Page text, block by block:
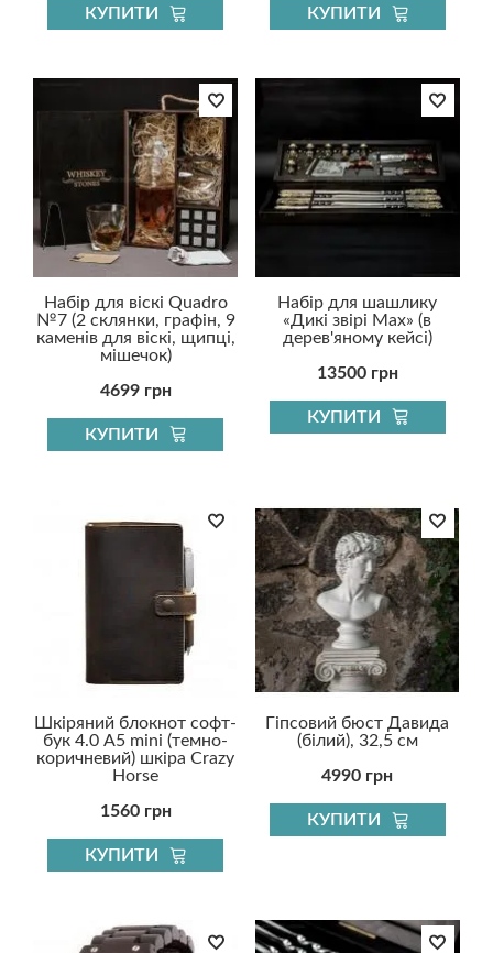
КУПИТИ КУПИТИ
Набір для віскі Quadro
№7 (2 склянки, графін, 9
каменів для віскі, щипці,
мішечок)
4699 грн
КУПИТИ
Набір для шашлику
«Дикі звірі Max» (в
дерев'яному кейсі)
13500 грн
КУПИТИ
Шкіряний блокнот софт-
бук 4.0 A5 mini (темно-
коричневий) шкіра Crazy
Horse
1560 грн
КУПИТИ
Гіпсовий бюст Давида
(білий), 32,5 см
4990 грн
КУПИТИ